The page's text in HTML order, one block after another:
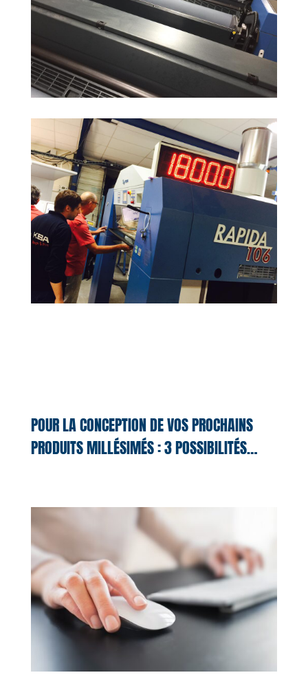
POUR LA CONCEPTION DE VOS PROCHAINS
PRODUITS MILLÉSIMÉS : 3 POSSIBILITÉS…